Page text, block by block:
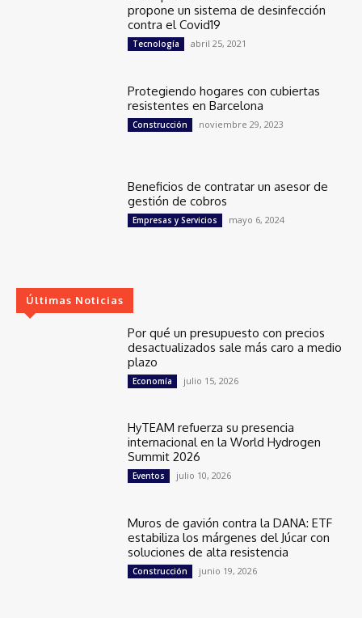
propone un sistema de desinfección
contra el Covid19
Tecnología abril 25, 2021
Protegiendo hogares con cubiertas
resistentes en Barcelona
Construcción noviembre 29, 2023
Beneficios de contratar un asesor de
gestión de cobros
Empresas y Servicios mayo 6, 2024
Últimas Noticias
Por qué un presupuesto con precios
desactualizados sale más caro a medio
plazo
Economía julio 15, 2026
HyTEAM refuerza su presencia
internacional en la World Hydrogen
Summit 2026
Eventos julio 10, 2026
Muros de gavión contra la DANA: ETF
estabiliza los márgenes del Júcar con
soluciones de alta resistencia
Construcción junio 19, 2026